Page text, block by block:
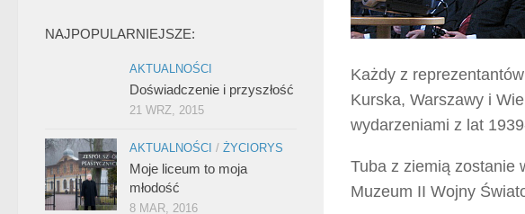
Każdy z
Kurska, Warszawy i
wydarzeniami z lat
Tuba z ziemią zostanie
Muzeum II Wojny
NAJPOPULARNIEJSZE:
AKTUALNOŚCI
Doświadczenie i przyszłość
21 WRZ, 2015
AKTUALNOŚCI / ŻYCIORYS
Moje liceum to moja
młodość
8 MAR, 2016